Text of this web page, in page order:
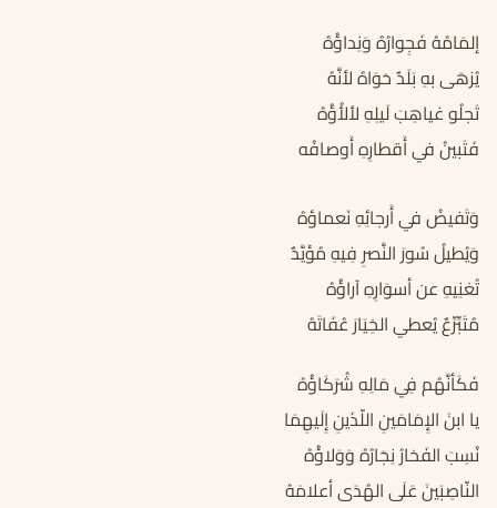
إلمَامُهُ فَجِوارُهُ وَنِداؤُهُ
يُزهَى بهِ بَلَدٌ حَوَاهُ لأنَّهُ
تَجلُو غياهِبَ لَيلِهِ لألأُؤُهُ
فَتَبينُ في أَقطارِهِ أَوصافُه
وَتَفيضُ في أَرجائِهِ نَعماؤهُ
وَيُطيلُ سُورَ النَّصرِ فِيهِ مُؤَيَّدٌ
تُغنِيهِ عن أسوَارِهِ آراؤُهُ
مُتَبِّرِّعٌ يُعطي الخِيَارَ عُفَاتَهُ
فَكَأنَّهُم فِي مَالِهِ شُرَكَاؤُهُ
يا ابنَ الإِمَامَينِ اللّذَينِ إِلَيهِمَا
نُسِبَ الفَخارُ نِجَارُهُ وَوَلاؤُهُ
النّاصِبَينَ عَلَى الهُدَى أعلامَهُ